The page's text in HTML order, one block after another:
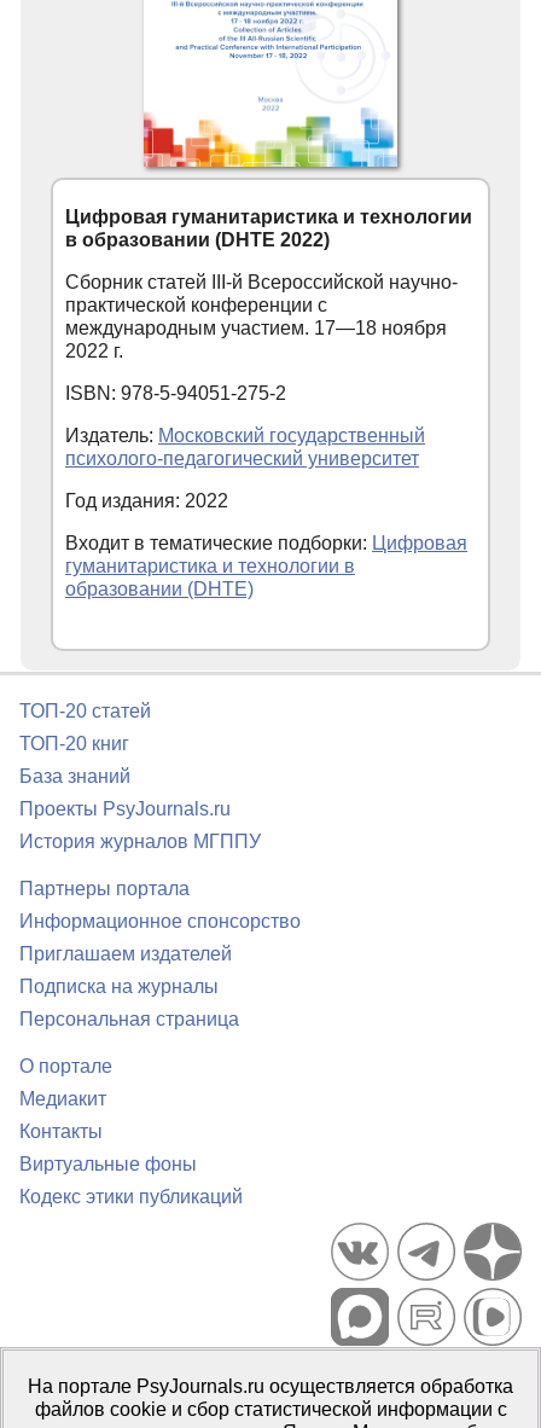
Цифровая гуманитаристика и технологии
в образовании (DHTE 2022)
Сборник статей III-й Всероссийской научно-
практической конференции с
международным участием. 17—18 ноября
2022 г.
ISBN: 978-5-94051-275-2
Издатель: Московский государственный
психолого-педагогический университет
Год издания: 2022
Входит в тематические подборки: Цифровая
гуманитаристика и технологии в
образовании (DHTE)
ТОП-20 статей
ТОП-20 книг
База знаний
Проекты PsyJournals.ru
История журналов МГППУ
Партнеры портала
Информационное спонсорство
Приглашаем издателей
Подписка на журналы
Персональная страница
О портале
Медиакит
Контакты
Виртуальные фоны
Кодекс этики публикаций
Портал психологических изданий PsyJournals.ru, 2007–2026
Правила использования материалов
На портале PsyJournals.ru осуществляется обработка
файлов cookie и сбор статистической информации с